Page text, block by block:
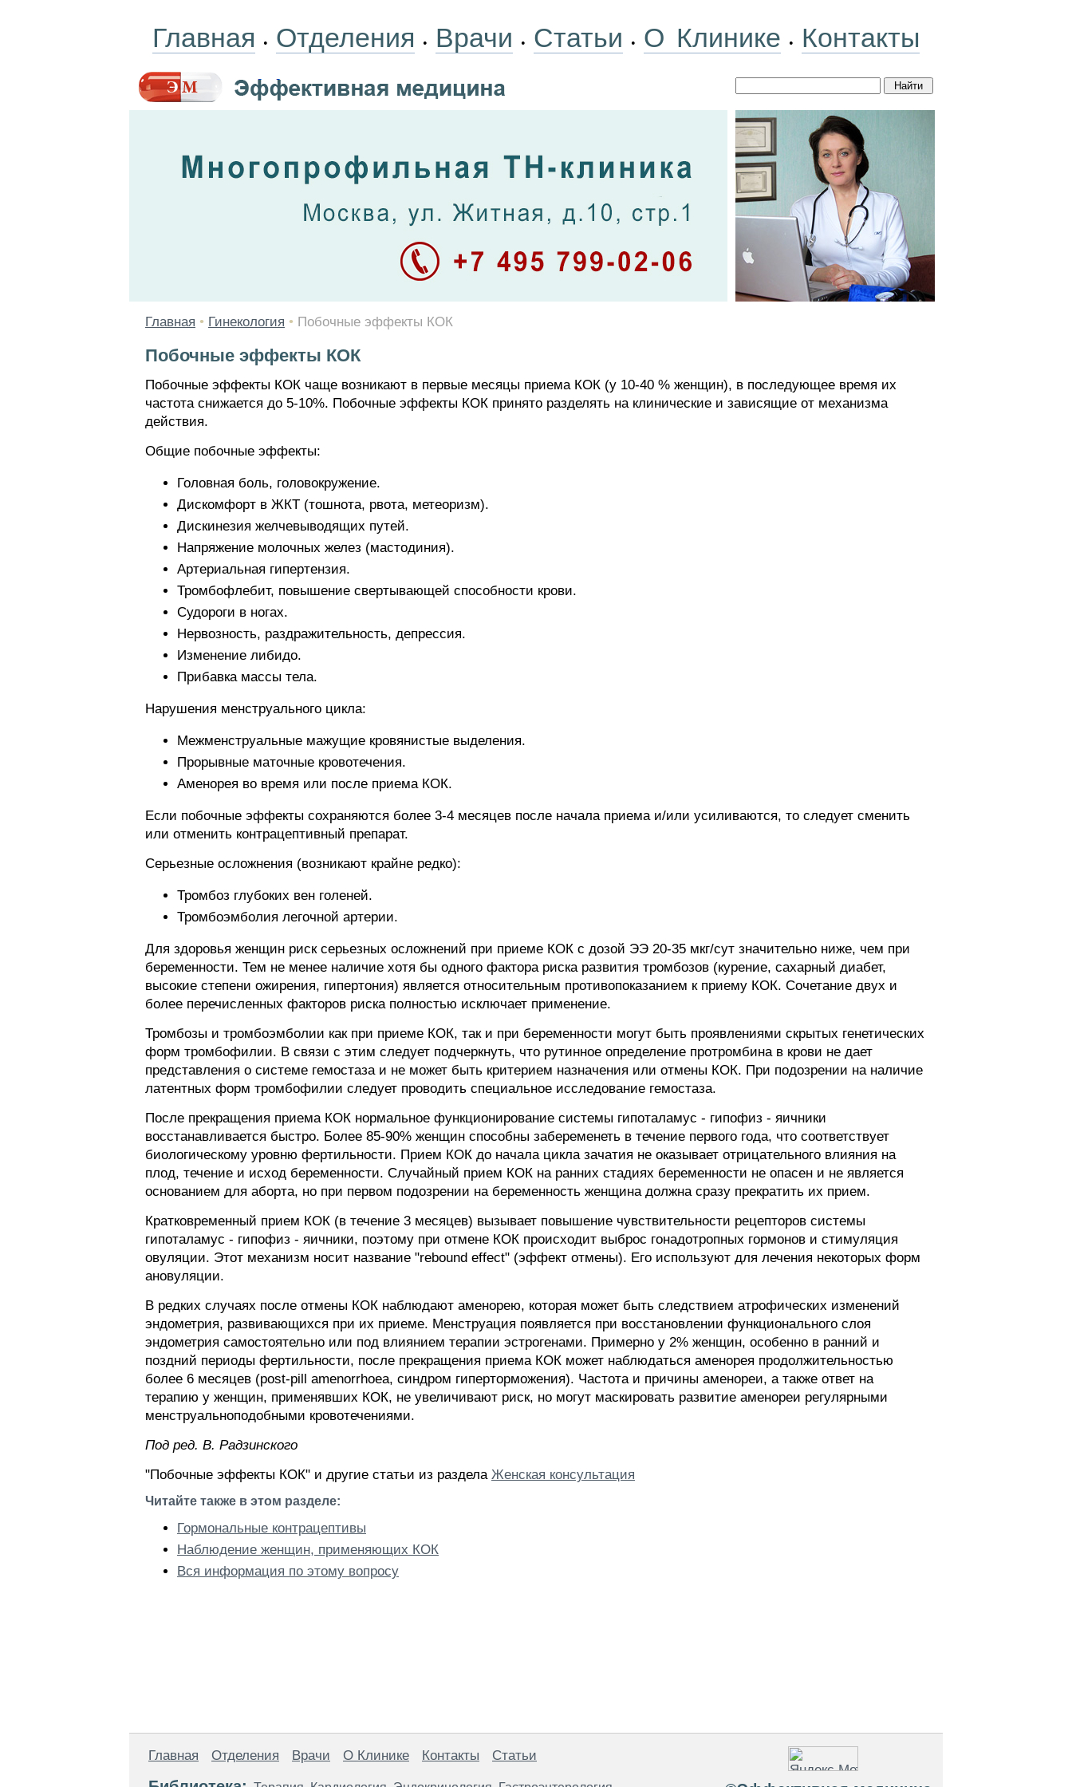
Главная • Отделения • Врачи • Статьи • О Клинике • Контакты
Главная • Гинекология • Побочные эффекты КОК
Побочные эффекты КОК
Побочные эффекты КОК чаще возникают в первые месяцы приема КОК (у 10-40 % женщин), в последующее время их
частота снижается до 5-10%. Побочные эффекты КОК принято разделять на клинические и зависящие от механизма
действия.
Общие побочные эффекты:
Головная боль, головокружение.
Дискомфорт в ЖКТ (тошнота, рвота, метеоризм).
Дискинезия желчевыводящих путей.
Напряжение молочных желез (мастодиния).
Артериальная гипертензия.
Тромбофлебит, повышение свертывающей способности крови.
Судороги в ногах.
Нервозность, раздражительность, депрессия.
Изменение либидо.
Прибавка массы тела.
Нарушения менструального цикла:
Межменструальные мажущие кровянистые выделения.
Прорывные маточные кровотечения.
Аменорея во время или после приема КОК.
Если побочные эффекты сохраняются более 3-4 месяцев после начала приема и/или усиливаются, то следует сменить
или отменить контрацептивный препарат.
Серьезные осложнения (возникают крайне редко):
Тромбоз глубоких вен голеней.
Тромбоэмболия легочной артерии.
Для здоровья женщин риск серьезных осложнений при приеме КОК с дозой ЭЭ 20-35 мкг/сут значительно ниже, чем при
беременности. Тем не менее наличие хотя бы одного фактора риска развития тромбозов (курение, сахарный диабет,
высокие степени ожирения, гипертония) является относительным противопоказанием к приему КОК. Сочетание двух и
более перечисленных факторов риска полностью исключает применение.
Тромбозы и тромбоэмболии как при приеме КОК, так и при беременности могут быть проявлениями скрытых генетических
форм тромбофилии. В связи с этим следует подчеркнуть, что рутинное определение протромбина в крови не дает
представления о системе гемостаза и не может быть критерием назначения или отмены КОК. При подозрении на наличие
латентных форм тромбофилии следует проводить специальное исследование гемостаза.
После прекращения приема КОК нормальное функционирование системы гипоталамус - гипофиз - яичники
восстанавливается быстро. Более 85-90% женщин способны забеременеть в течение первого года, что соответствует
биологическому уровню фертильности. Прием КОК до начала цикла зачатия не оказывает отрицательного влияния на
плод, течение и исход беременности. Случайный прием КОК на ранних стадиях беременности не опасен и не является
основанием для аборта, но при первом подозрении на беременность женщина должна сразу прекратить их прием.
Кратковременный прием КОК (в течение 3 месяцев) вызывает повышение чувствительности рецепторов системы
гипоталамус - гипофиз - яичники, поэтому при отмене КОК происходит выброс гонадотропных гормонов и стимуляция
овуляции. Этот механизм носит название "rebound effect" (эффект отмены). Его используют для лечения некоторых форм
ановуляции.
В редких случаях после отмены КОК наблюдают аменорею, которая может быть следствием атрофических изменений
эндометрия, развивающихся при их приеме. Менструация появляется при восстановлении функционального слоя
эндометрия самостоятельно или под влиянием терапии эстрогенами. Примерно у 2% женщин, особенно в ранний и
поздний периоды фертильности, после прекращения приема КОК может наблюдаться аменорея продолжительностью
более 6 месяцев (post-pill amenorrhoea, синдром гиперторможения). Частота и причины аменореи, а также ответ на
терапию у женщин, применявших КОК, не увеличивают риск, но могут маскировать развитие аменореи регулярными
менструальноподобными кровотечениями.
Пoд peд. В. Радзинского
"Побочные эффекты КОК" и другие статьи из раздела Женская консультация
Читайте также в этом разделе:
Гормональные контрацептивы
Наблюдение женщин, применяющих КОК
Вся информация по этому вопросу
Главная Отделения Врачи О Клинике Контакты Статьи